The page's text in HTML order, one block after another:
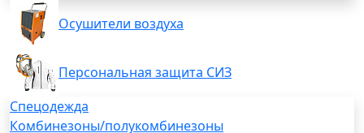
Осушители воздуха
Персональная защита СИЗ
Спецодежда
Комбинезоны/полукомбинезоны